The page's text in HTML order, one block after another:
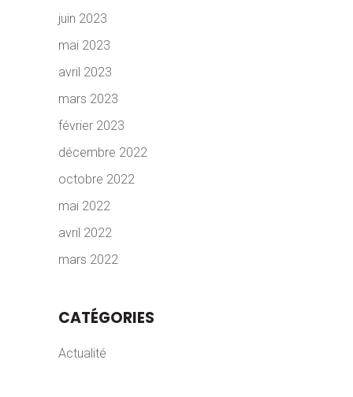
juin 2023
mai 2023
avril 2023
mars 2023
février 2023
décembre 2022
octobre 2022
mai 2022
avril 2022
mars 2022
CATÉGORIES
Actualité